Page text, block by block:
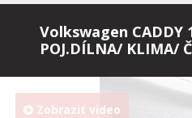
Volkswagen CADDY
POJ.DÍLNA/ KLIMA/
Zobrazit video